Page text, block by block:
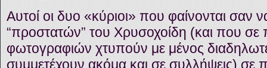
Αυτοί οι δυο «κύριοι» που φαίνονται σαν
“προστατών” του Χρυσοχοίδη (και που
φωτογραφιών χτυπούν με μένος
συμμετέχουν ακόμα και σε συλλήψεις) σε